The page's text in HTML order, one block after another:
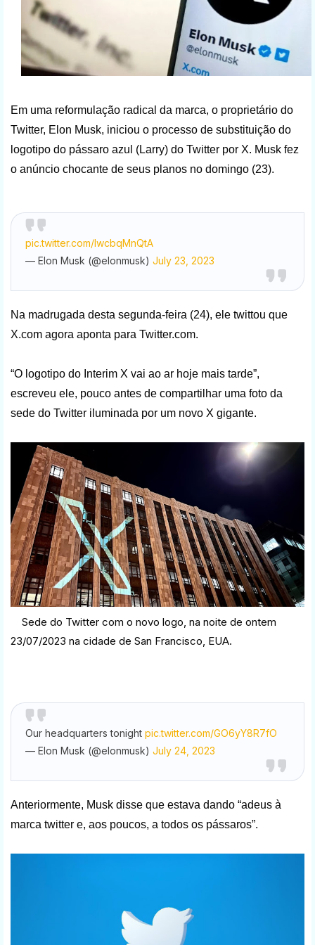
Em uma reformulação radical da marca, o proprietário do
Twitter, Elon Musk, iniciou o processo de substituição do
logotipo do pássaro azul (Larry) do Twitter por X. Musk fez
o anúncio chocante de seus planos no domingo (23).
pic.twitter.com/IwcbqMnQtA
— Elon Musk (@elonmusk) July 23, 2023
Na madrugada desta segunda-feira (24), ele twittou que
X.com agora aponta para Twitter.com.
“O logotipo do Interim X vai ao ar hoje mais tarde”,
escreveu ele, pouco antes de compartilhar uma foto da
sede do Twitter iluminada por um novo X gigante.
Sede do Twitter com o novo logo, na noite de ontem
23/07/2023 na cidade de San Francisco, EUA.
Our headquarters tonight pic.twitter.com/GO6yY8R7fO
— Elon Musk (@elonmusk) July 24, 2023
Anteriormente, Musk disse que estava dando “adeus à
marca twitter e, aos poucos, a todos os pássaros”.